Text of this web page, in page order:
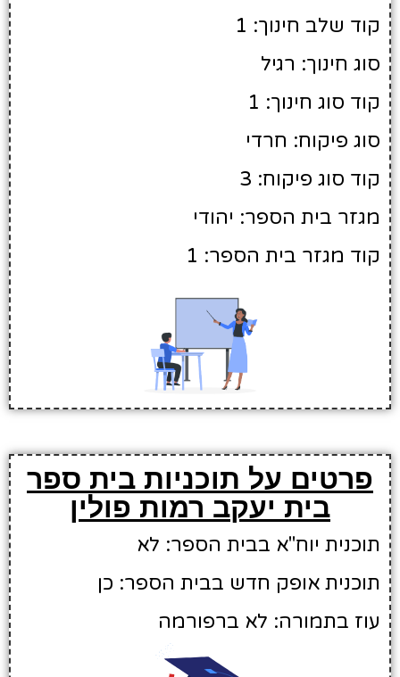
קוד שלב חינוך: 1
סוג חינוך: רגיל
קוד סוג חינוך: 1
סוג פיקוח: חרדי
קוד סוג פיקוח: 3
מגזר בית הספר: יהודי
קוד מגזר בית הספר: 1
פרטים על תוכניות בית ספר
בית יעקב רמות פולין
תוכנית יוח"א בבית הספר: לא
תוכנית אופק חדש בבית הספר: כן
עוז בתמורה: לא ברפורמה